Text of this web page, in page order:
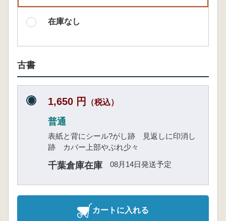
在庫なし
古書
1,650 円 （税込）
普通
表紙と背にシール?がし跡 見返しに印消し
跡 カバー上部やぶれ少々
千葉倉庫在庫 08月14日発送予定
カートに入れる